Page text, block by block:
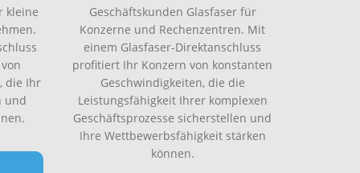
kleine
die Ihr
und
Geschäftskunden Glasfaser für
Konzerne und Rechenzentren. Mit
einem Glasfaser-Direktanschluss
profitiert Ihr Konzern von konstanten
Geschwindigkeiten, die die
Leistungsfähigkeit Ihrer komplexen
Geschäftsprozesse sicherstellen und
Ihre Wettbewerbsfähigkeit stärken
können.